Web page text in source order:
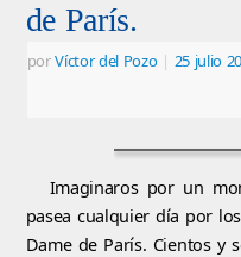
de París.
porVíctor del Pozo | 25 julio
Imaginaros por un
pasea cualquier día por
Dame de París. Cientos y